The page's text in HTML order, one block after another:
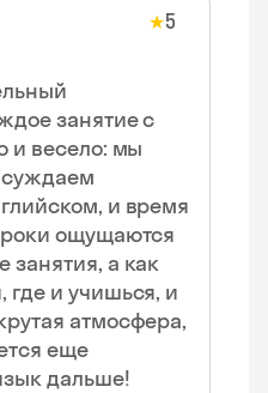
★5
занятие с
и весело: мы
и время
ощущаются
занятия, а как
и учишься, и
атмосфера,
еще
дальше!